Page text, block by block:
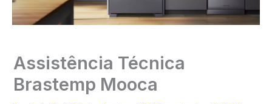
Assistência Técnica
Brastemp Mooca